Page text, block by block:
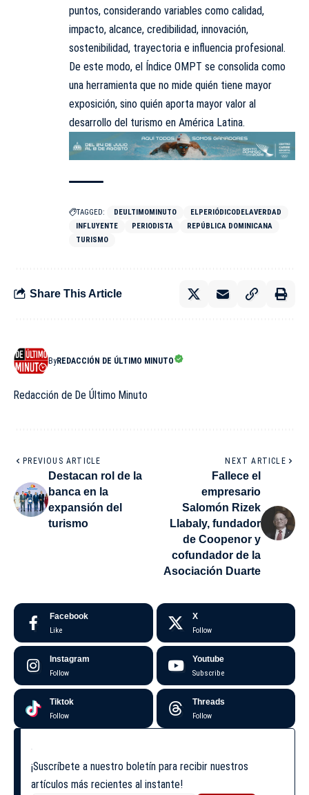
puntos, considerando variables como calidad,
impacto, alcance, credibilidad, innovación,
sostenibilidad, trayectoria e influencia profesional.
De este modo, el Índice OMPT se consolida como
una herramienta que no mide quién tiene mayor
exposición, sino quién aporta mayor valor al
desarrollo del turismo en América Latina.
TAGGED: DEULTIMOMINUTO
ELPERIÓDICODELAVERDAD
INFLUYENTE
PERIODISTA
REPÚBLICA DOMINICANA
TURISMO
Share This Article
ByREDACCIÓN DE ÚLTIMO MINUTO
Redacción de De Último Minuto
PREVIOUS ARTICLE
Destacan rol de la
banca en la
expansión del
turismo
NEXT ARTICLE
Fallece el
empresario
Salomón Rizek
Llabaly, fundador
de Coopenor y
cofundador de la
Asociación Duarte
Facebook
Like
X
Follow
Instagram
Follow
Youtube
Subscribe
Tiktok
Follow
Threads
Follow
¡Suscríbete a nuestro boletín para recibir nuestros
artículos más recientes al instante!